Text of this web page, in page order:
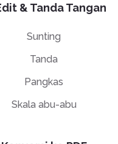
& Tanda Tangan
Sunting
Tanda
Pangkas
Skala abu-abu